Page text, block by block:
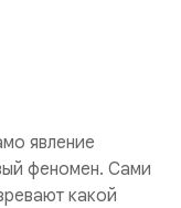
явление
феномен. Сами
какой